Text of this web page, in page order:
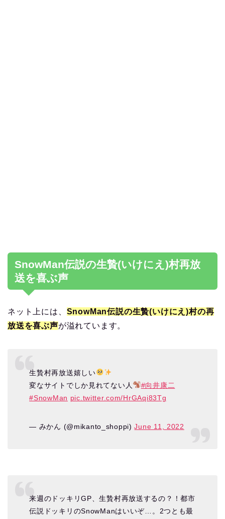
SnowMan伝説の生贄(いけにえ)村再放
送を喜ぶ声
ネット上には、 SnowMan伝説の生贄(いけにえ)村の再
放送を喜ぶ声が溢れています。
生贄村再放送嬉しい
変なサイトでしか見れてない人
#向井康二
#SnowMan pic.twitter.com/HrGAqi83Tg
— みかん (@mikanto_shoppi)June 11, 2022
来週のドッキリGP、生贄村再放送するの？！都市
伝説ドッキリのSnowManはいいぞ…。2つとも最